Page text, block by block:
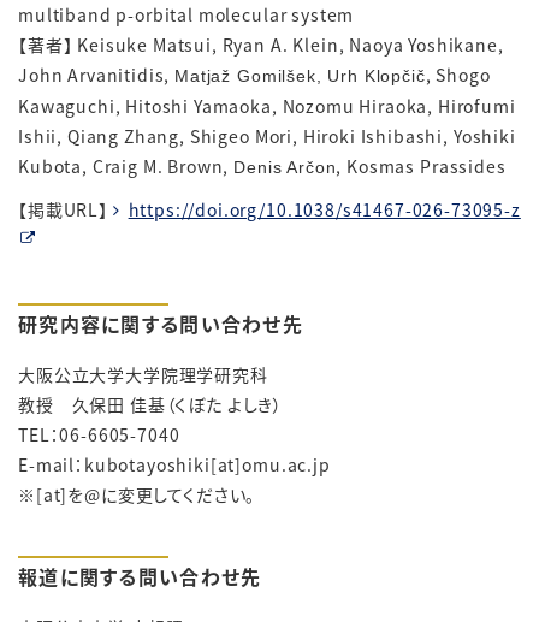
multiband p-orbital molecular system
【著者】 Keisuke Matsui, Ryan A. Klein, Naoya Yoshikane,
John Arvanitidis, Matjaž Gomilšek, Urh Klopčič, Shogo
Kawaguchi, Hitoshi Yamaoka, Nozomu Hiraoka, Hirofumi
Ishii, Qiang Zhang, Shigeo Mori, Hiroki Ishibashi, Yoshiki
Kubota, Craig M. Brown, Denis Arčon, Kosmas Prassides
【掲載URL】
https://doi.org/10.1038/s41467-026-73095-z
研究内容に関する問い合わせ先
大阪公立大学大学院理学研究科
教授 久保田 佳基（くぼた よしき）
TEL：06-6605-7040
E-mail：kubotayoshiki[at]omu.ac.jp
※[at]を@に変更してください。
報道に関する問い合わせ先